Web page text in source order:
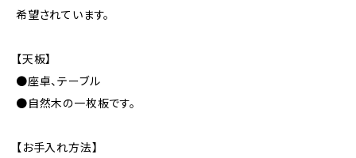
希望されています。
【天板】
●座卓、テーブル
●自然木の一枚板です。
【お手入れ方法】